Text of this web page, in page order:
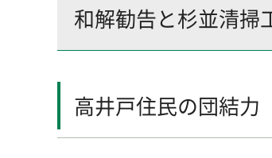
和解勧告と杉並清掃
高井戸住民の団結力